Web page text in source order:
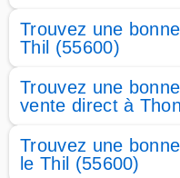
Trouvez une
Thil (55600)
Trouvez une
vente direct à
Trouvez une
le Thil (55600)